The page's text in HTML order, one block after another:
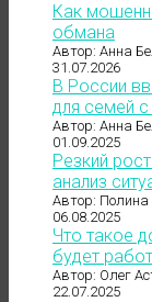
Как
обмана
Автор: Анна
31.07.2026
В России
для семей
Автор: Анна
01.09.2025
Резкий
анализ
Автор:
06.08.2025
Что такое
будет
Автор: Олег
22.07.2025